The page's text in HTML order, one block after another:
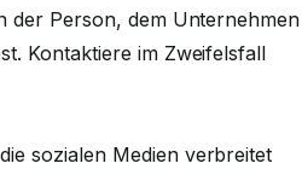
der Person, dem Unternehmen
Kontaktiere im Zweifelsfall
sozialen Medien verbreitet